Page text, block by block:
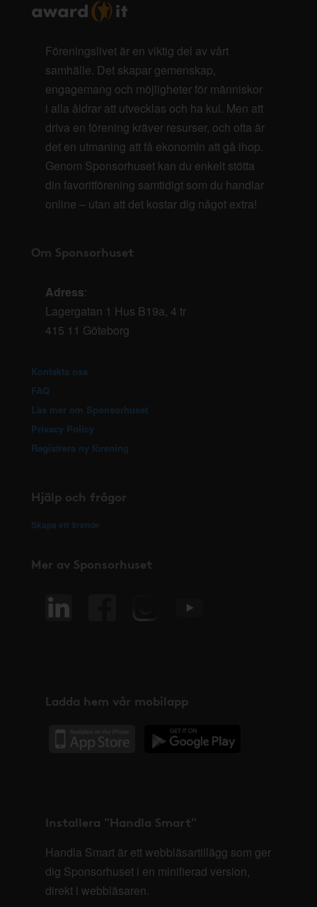
Föreningslivet är en viktig del av vårt
samhälle. Det skapar gemenskap,
engagemang och möjligheter för människor
i alla åldrar att utvecklas och ha kul. Men att
driva en förening kräver resurser, och ofta är
det en utmaning att få ekonomin att gå ihop.
Genom Sponsorhuset kan du enkelt stötta
din favoritförening samtidigt som du handlar
online – utan att det kostar dig något extra!
Om Sponsorhuset
Adress:
Lagergatan 1 Hus B19a, 4 tr
415 11 Göteborg
Kontakta oss
FAQ
Läs mer om Sponsorhuset
Privacy Policy
Registrera ny förening
Hjälp och frågor
Skapa ett ärende
Mer av Sponsorhuset
Ladda hem vår mobilapp
Installera "Handla Smart"
Handla Smart är ett webbläsartillägg som ger
dig Sponsorhuset i en minifierad version,
direkt i webbläsaren.